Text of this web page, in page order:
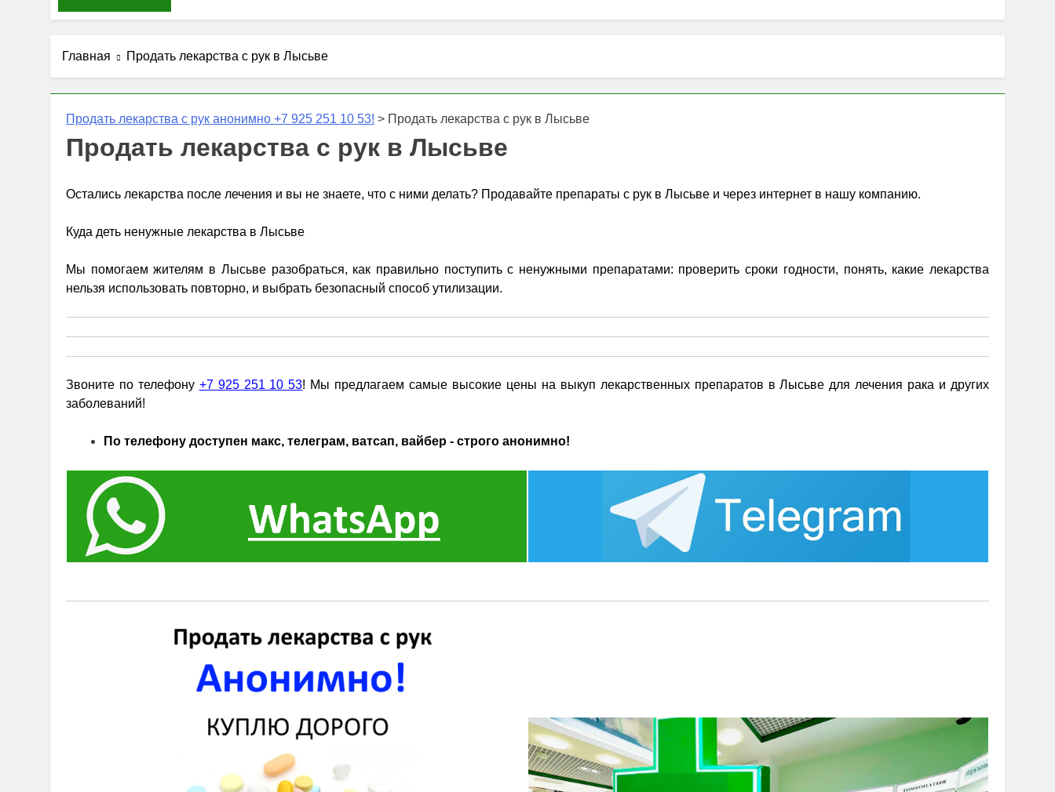
Главная Продать лекарства с рук в Лысьве
Продать лекарства с рук анонимно +7 925 251 10 53! > Продать лекарства с рук в Лысьве
Продать лекарства с рук в Лысьве
Остались лекарства после лечения и вы не знаете, что с ними делать? Продавайте препараты с рук в Лысьве и через интернет в нашу компанию.
Куда деть ненужные лекарства в Лысьве
Мы помогаем жителям в Лысьве разобраться, как правильно поступить с ненужными препаратами: проверить сроки годности, понять, какие лекарства
нельзя использовать повторно, и выбрать безопасный способ утилизации.
Звоните по телефону +7 925 251 10 53! Мы предлагаем самые высокие цены на выкуп лекарственных препаратов в Лысьве для лечения рака и других
заболеваний!
По телефону доступен макс, телеграм, ватсап, вайбер - строго анонимно!